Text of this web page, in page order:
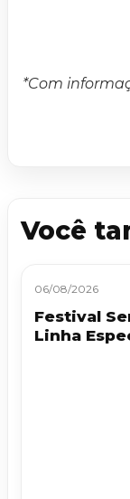
*Com
Você
06/08/2026
Festival
Linha